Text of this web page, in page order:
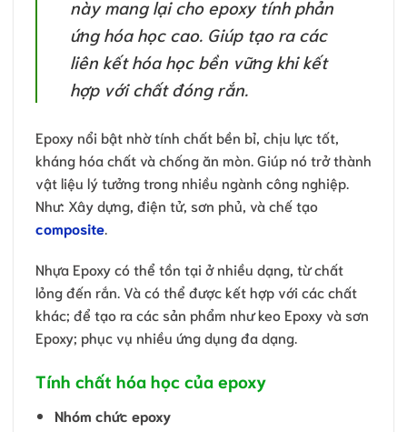
này mang lại cho epoxy tính phản
ứng hóa học cao. Giúp tạo ra các
liên kết hóa học bền vững khi kết
hợp với chất đóng rắn.
Epoxy nổi bật nhờ tính chất bền bỉ, chịu lực tốt,
kháng hóa chất và chống ăn mòn. Giúp nó trở thành
vật liệu lý tưởng trong nhiều ngành công nghiệp.
Như: Xây dựng, điện tử, sơn phủ, và chế tạo
composite
Nhựa Epoxy có thể tồn tại ở nhiều dạng, từ chất
lỏng đến rắn. Và có thể được kết hợp với các chất
khác; để tạo ra các sản phẩm như keo Epoxy và sơn
Epoxy; phục vụ nhiều ứng dụng đa dạng.
Tính chất hóa học của epoxy
Nhóm chức epoxy